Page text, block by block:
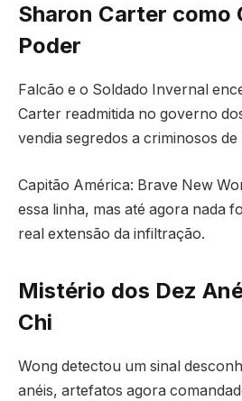
Sharon Carter como
Poder
Falcão e o Soldado Invernal
Carter readmitida no governo
vendia segredos a criminosos
Capitão América: Brave New
essa linha, mas até agora nada
real extensão da infiltração.
Mistério dos Dez
Chi
Wong detectou um sinal
anéis, artefatos agora